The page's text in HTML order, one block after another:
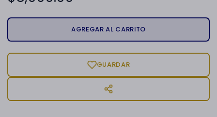
AGREGAR AL CARRITO
GUARDAR